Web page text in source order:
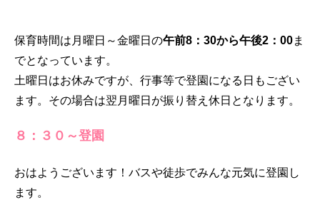
保育時間は月曜日～金曜日の午前8：30から午後2：00ま
でとなっています。
土曜日はお休みですが、行事等で登園になる日もござい
ます。その場合は翌月曜日が振り替え休日となります。
８：３０～登園
おはようございます！バスや徒歩でみんな元気に登園し
ます。